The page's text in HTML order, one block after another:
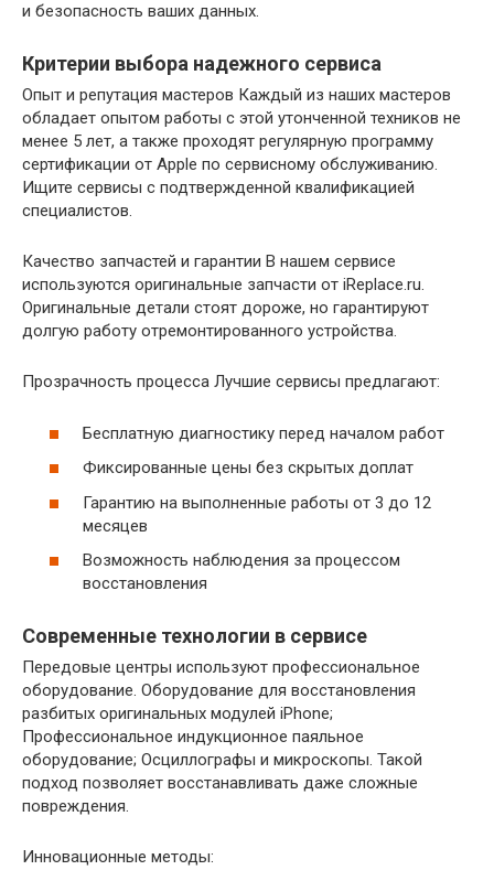
и безопасность ваших данных.
Критерии выбора надежного сервиса
Опыт и репутация мастеров Каждый из наших мастеров
обладает опытом работы с этой утонченной техников не
менее 5 лет, а также проходят регулярную программу
сертификации от Apple по сервисному обслуживанию.
Ищите сервисы с подтвержденной квалификацией
специалистов.
Качество запчастей и гарантии В нашем сервисе
используются оригинальные запчасти от iReplace.ru.
Оригинальные детали стоят дороже, но гарантируют
долгую работу отремонтированного устройства.
Прозрачность процесса Лучшие сервисы предлагают:
Бесплатную диагностику перед началом работ
Фиксированные цены без скрытых доплат
Гарантию на выполненные работы от 3 до 12
месяцев
Возможность наблюдения за процессом
восстановления
Современные технологии в сервисе
Передовые центры используют профессиональное
оборудование. Оборудование для восстановления
разбитых оригинальных модулей iPhone;
Профессиональное индукционное паяльное
оборудование; Осциллографы и микроскопы. Такой
подход позволяет восстанавливать даже сложные
повреждения.
Инновационные методы: